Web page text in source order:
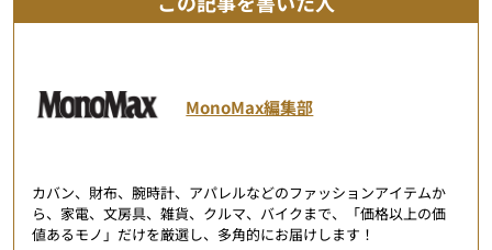
MonoMax編集部
カバン、財布、腕時計、アパレルなどのファッションアイテムか
ら、家電、文房具、雑貨、クルマ、バイクまで、「価格以上の価
値あるモノ」だけを厳選し、多角的にお届けします！